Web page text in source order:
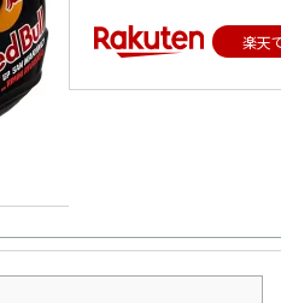
楽天